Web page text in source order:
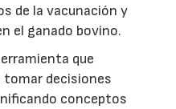
de la vacunación y
el ganado bovino.
que
tomar decisiones
conceptos